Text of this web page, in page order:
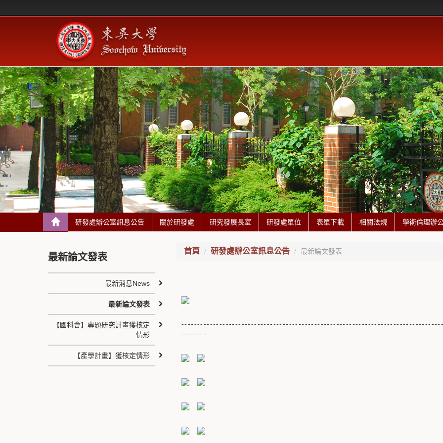
研發處辦公室訊息公告 關於研發處 研究發展長室 研發處單位 表單下載 相關法規 學術倫理辦
首頁 研發處辦公室訊息公告 最新論文發表
--------
最新論文發表
最新消息News
最新論文發表
【國科會】專題研究計畫獲核定
情形
【產學計畫】獲核定情形